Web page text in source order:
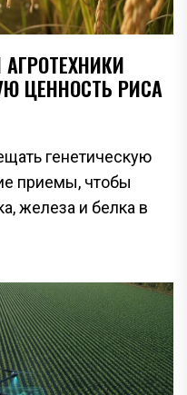
ЦЕННОСТЬ РИСА
генетическую
приемы, чтобы
железа и белка в